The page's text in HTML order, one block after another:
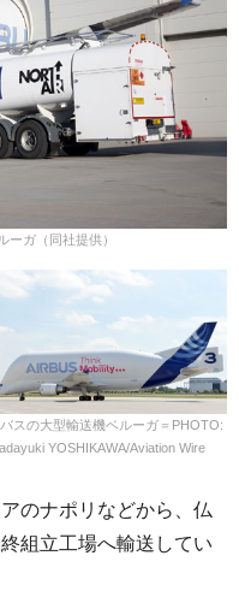
ーガ（同社提供）
スの大型輸送機ベルーガ＝PHOTO:
YOSHIKAWA/Aviation Wire
のナポリなどから、仏
組立工場へ輸送してい